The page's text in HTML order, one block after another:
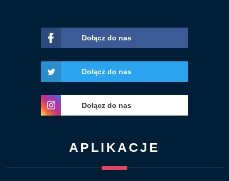
Dołącz do nas
Dołącz do nas
Dołącz do nas
APLIKACJE